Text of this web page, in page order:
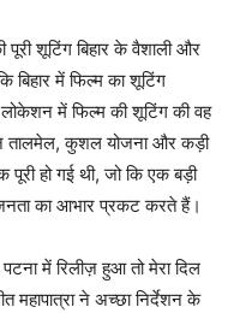
पूरी शूटिंग बिहार के वैशाली और
बिहार में फिल्म का शूटिंग
में फिल्म की शूटिंग की वह
तालमेल, कुशल योजना और कड़ी
हो गई थी, जो कि एक बड़ी
का आभार प्रकट करते हैं।
में रिलीज़ हुआ तो मेरा दिल
महापात्रा ने अच्छा निर्देशन के